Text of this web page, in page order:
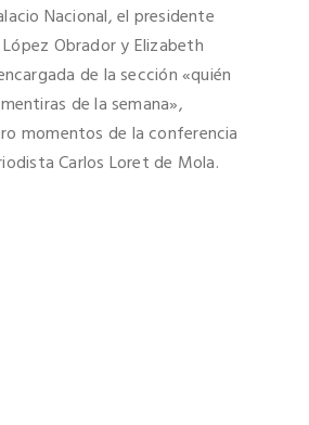
Nacional, el presidente
Obrador y Elizabeth
de la sección «quién
de la semana»,
momentos de la conferencia
Carlos Loret de Mola.